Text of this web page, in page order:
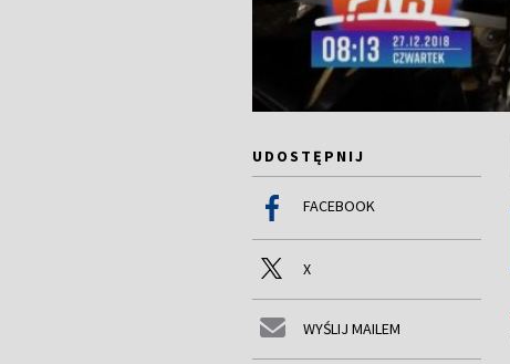
UDOSTĘPNIJ
FACEBOOK
X
WYŚLIJ MAILEM